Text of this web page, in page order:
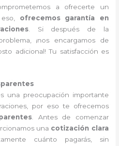
a ofrecerte un
ofrecemos garantía en
. Si después de la
¡nos encargamos de
adicional! Tu satisfacción es
una preocupación importante
por eso te ofrecemos
. Antes de comenzar
una cotización clara
cuánto pagarás, sin